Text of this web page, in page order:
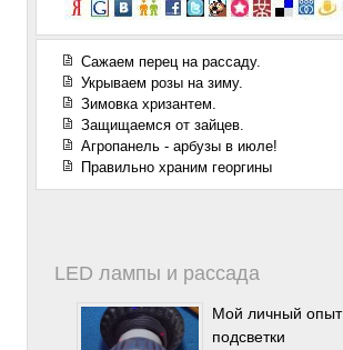
Сажаем перец на рассаду.
Укрываем розы на зиму.
Зимовка хризантем.
Защищаемся от зайцев.
Агропанель - арбузы в июле!
Правильно храним георгины
LED лампы и рассада
Мой личный опыт
подсветки